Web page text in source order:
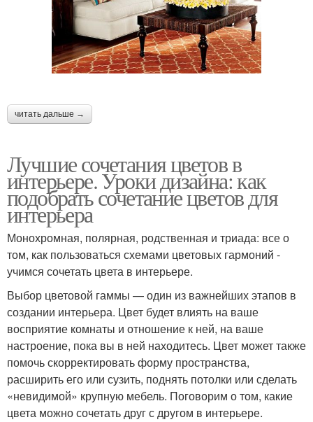
читать дальше →
Лучшие сочетания цветов в
интерьере. Уроки дизайна: как
подобрать сочетание цветов для
интерьера
Монохромная, полярная, родственная и триада: все о
том, как пользоваться схемами цветовых гармоний -
учимся сочетать цвета в интерьере.
Выбор цветовой гаммы — один из важнейших этапов в
создании интерьера. Цвет будет влиять на ваше
восприятие комнаты и отношение к ней, на ваше
настроение, пока вы в ней находитесь. Цвет может также
помочь скорректировать форму пространства,
расширить его или сузить, поднять потолки или сделать
«невидимой» крупную мебель. Поговорим о том, какие
цвета можно сочетать друг с другом в интерьере.